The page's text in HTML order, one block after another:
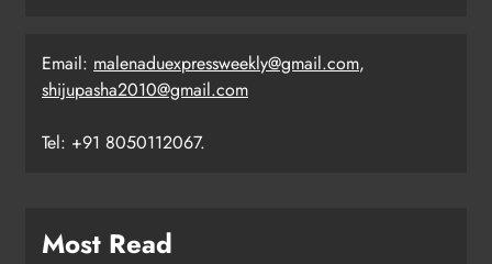
Email: malenaduexpressweekly@gmail.com,
shijupasha2010@gmail.com
Tel: +91 8050112067.
Most Read